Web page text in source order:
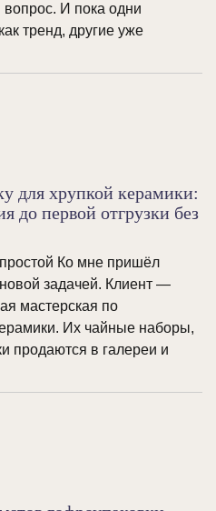
вопрос. И пока одни
тренд, другие уже
для хрупкой керамики:
до первой отгрузки без
Ко мне пришёл
задачей. Клиент —
мастерская по
Их чайные наборы,
продаются в галереи и